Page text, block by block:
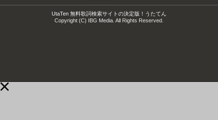
UtaTen 無料歌詞検索サイトの決定版！うたてん
Copyright (C) IBG Media. All Rights Reserved.